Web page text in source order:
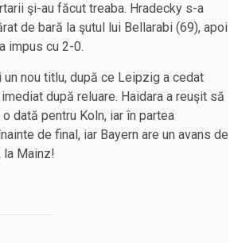
şi-au făcut treaba. Hradecky s-a
de bară la şutul lui Bellarabi (69), apoi
impus cu 2-0.
nou titlu, după ce Leipzig a cedat
după reluare. Haidara a reuşit să
dată pentru Koln, iar în partea
de final, iar Bayern are un avans de
la Mainz!